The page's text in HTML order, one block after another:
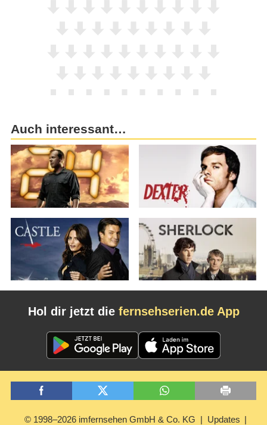
Auch interessant…
Hol dir jetzt die fernsehserien.de App
© 1998–2026 imfernsehen GmbH & Co. KG Updates